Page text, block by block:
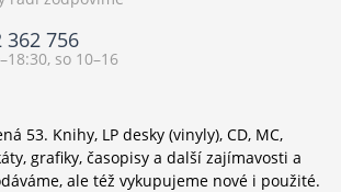
362 756
so 10–16
53. Knihy, LP desky (vinyly), CD, MC,
grafiky, časopisy a další zajímavosti a
ale též vykupujeme nové i použité.